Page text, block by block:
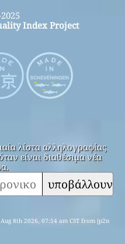
Index Project
λίστα αλληλογραφίας
είναι διαθέσιμα νέα
υποβάλλουν
8th 2026, 07:54 am CST from jp2n